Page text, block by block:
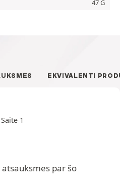
47 G
EKVIVALENTI
1
par šo